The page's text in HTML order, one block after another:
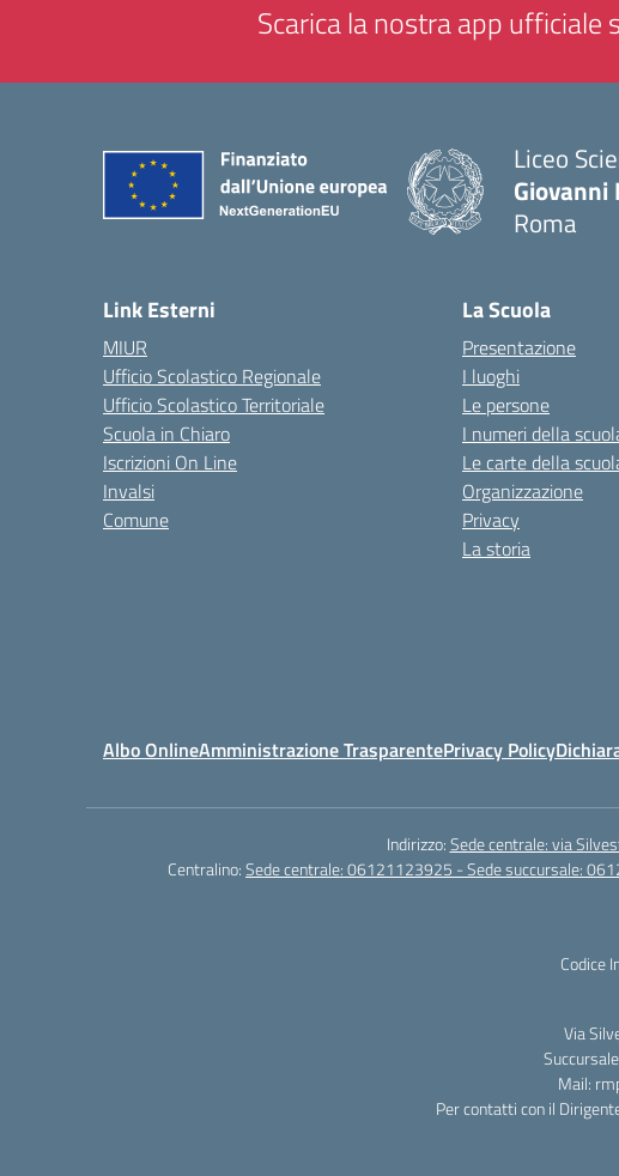
Scarica la nostra app ufficiale
Liceo
Giovanni
Roma
Link Esterni
MIUR
Ufficio Scolastico Regionale
Ufficio Scolastico Territoriale
Scuola in Chiaro
Iscrizioni On Line
Invalsi
Comune
La Scuola
Presentazione
I luoghi
Le persone
I numeri della
Le carte della
Organizzazione
Privacy
La storia
Albo OnlineAmministrazione TrasparentePrivacy Policy
Indirizzo:Sede centrale: via
Centralino:Sede centrale: 06121123925 - Sede succursale:
Codice
Via
Mail:
Per contatti con il